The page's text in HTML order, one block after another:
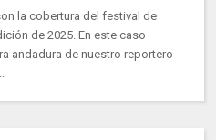
la cobertura del festival de
de 2025. En este caso
andadura de nuestro reportero